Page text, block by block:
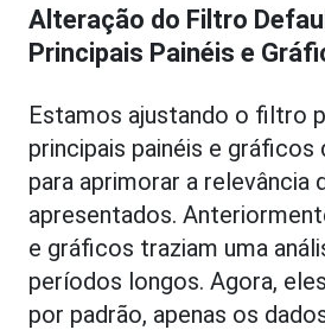
Alteração do Filtro
Principais Painéis e
Estamos ajustando o filtro
principais painéis e gráficos
para aprimorar a relevância
apresentados.
e gráficos traziam uma
períodos longos. Agora,
por padrão, apenas os